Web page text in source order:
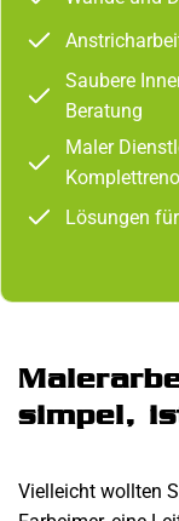
Saubere
Beratung
Maler
Lösungen
simpel,
Vielleicht wollten